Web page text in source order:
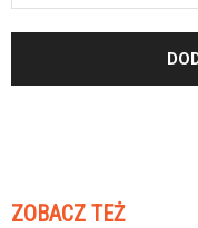
ZOBACZ TEŻ